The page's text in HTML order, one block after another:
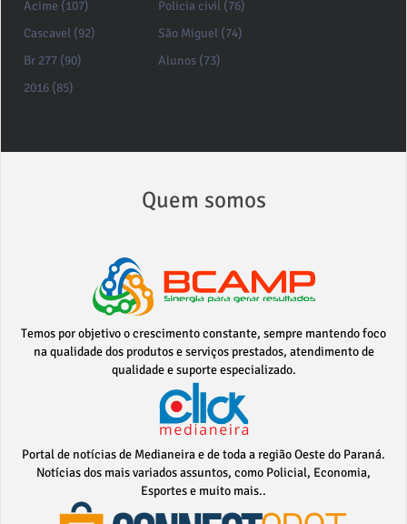
Acime (107)
Cascavel (92)
Br 277 (90)
2016 (85)
Policia civil (76)
São Miguel (74)
Alunos (73)
Quem somos
Temos por objetivo o crescimento constante, sempre mantendo foco
na qualidade dos produtos e serviços prestados, atendimento de
qualidade e suporte especializado.
Portal de notícias de Medianeira e de toda a região Oeste do Paraná.
Notícias dos mais variados assuntos, como Policial, Economia,
Esportes e muito mais..